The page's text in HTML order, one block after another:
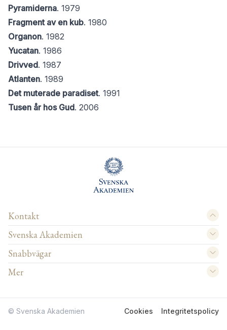
Pyramiderna. 1979
Fragment av en kub. 1980
Organon. 1982
Yucatan. 1986
Drivved. 1987
Atlanten. 1989
Det muterade paradiset. 1991
Tusen år hos Gud. 2006
Kontakt
Svenska Akademien
Snabbvägar
Mer
© Svenska Akademien Cookies Integritetspolicy